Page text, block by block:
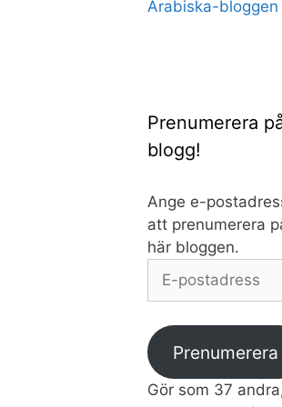
Arabiska-bloggen
Prenumerera
blogg!
Ange e-
att prenumerera
här bloggen.
postadress
Prenumerera
Gör som 37